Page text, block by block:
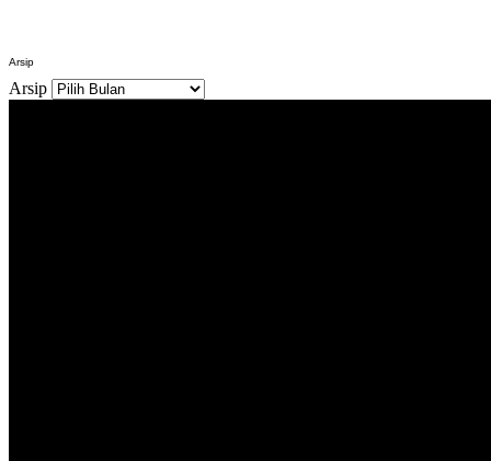
Arsip
Arsip